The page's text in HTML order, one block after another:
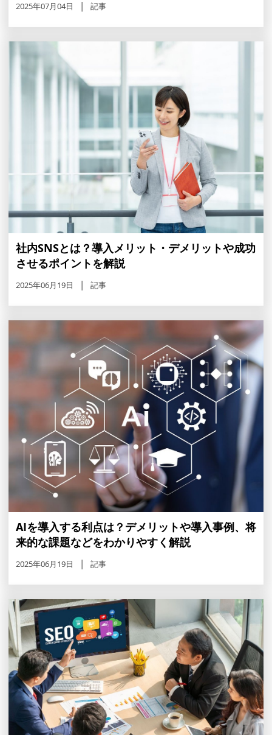
2025年07月04日 記事
社内SNSとは？導入メリット・デメリットや成功
させるポイントを解説
2025年06月19日 記事
AIを導入する利点は？デメリットや導入事例、将
来的な課題などをわかりやすく解説
2025年06月19日 記事